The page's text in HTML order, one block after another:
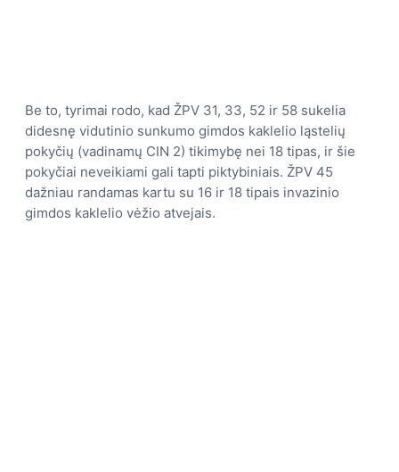
Be to, tyrimai rodo, kad ŽPV 31, 33, 52 ir 58 sukelia
didesnę vidutinio sunkumo gimdos kaklelio ląstelių
pokyčių (vadinamų CIN 2) tikimybę nei 18 tipas, ir šie
pokyčiai neveikiami gali tapti piktybiniais. ŽPV 45
dažniau randamas kartu su 16 ir 18 tipais invazinio
gimdos kaklelio vėžio atvejais.